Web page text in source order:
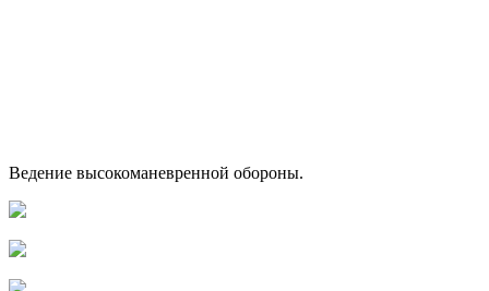
Ведение высокоманевренной обороны.